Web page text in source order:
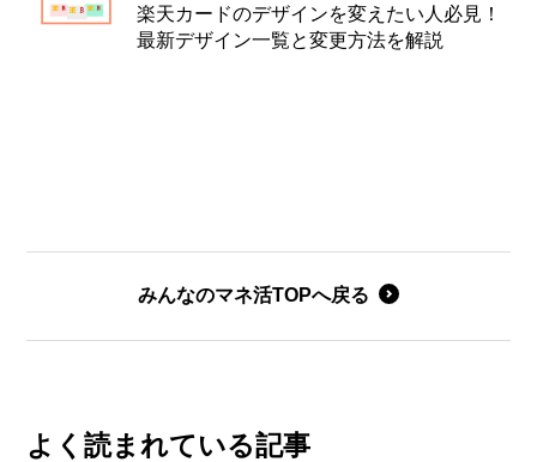
楽天カードのデザインを変えたい人必見！
最新デザイン一覧と変更方法を解説
みんなのマネ活TOPへ戻る
よく読まれている記事